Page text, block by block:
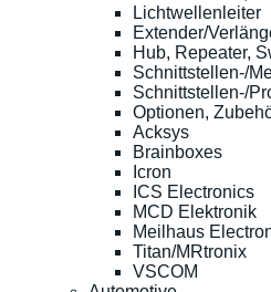
Lichtwellenleiter
Extender/
Hub, Repeater,
Schnittstellen-/
Schnittstellen-/
Optionen,
Acksys
Brainboxes
Icron
ICS Electronics
MCD Elektronik
Meilhaus
Titan/MRtronix
VSCOM